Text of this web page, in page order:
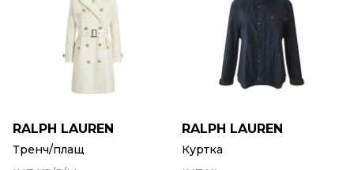
RALPH LAUREN
Тренч/плащ
RALPH LAUREN
Куртка